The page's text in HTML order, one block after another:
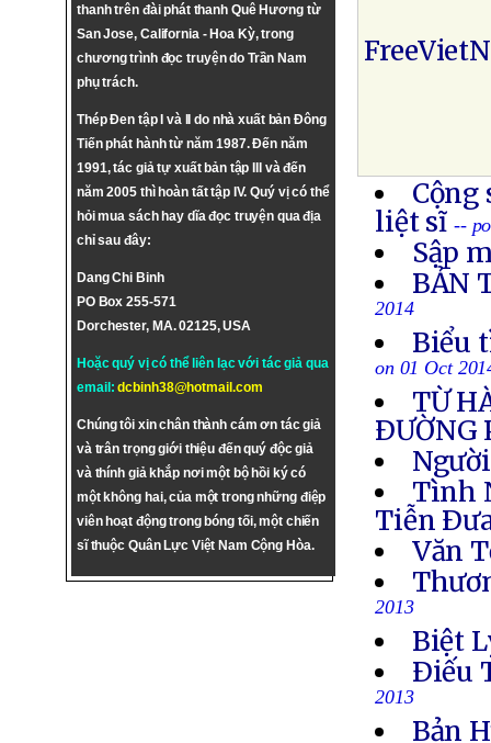
thanh trên đài phát thanh Quê Hương từ
San Jose, California - Hoa Kỳ, trong
chương trình đọc truyện do Trần Nam
phụ trách.
Thép Đen tập I và II do nhà xuất bản Đông
Tiến phát hành từ năm 1987. Đến năm
1991, tác giả tự xuất bản tập III và đến
năm 2005 thì hoàn tất tập IV. Quý vị có thể
hỏi mua sách hay dĩa đọc truyện qua địa
chỉ sau đây:
Dang Chi Binh
PO Box 255-571
Dorchester, MA. 02125, USA
Hoặc quý vị có thể liên lạc với tác giả qua
email:dcbinh38@hotmail.com
Chúng tôi xin chân thành cám ơn tác giả
và trân trọng giới thiệu đến quý độc giả
và thính giả khắp nơi một bộ hồi ký có
một không hai, của một trong những điệp
viên hoạt động trong bóng tối, một chiến
sĩ thuộc Quân Lực Việt Nam Cộng Hòa.
Cộng
liệt sĩ --
Sập
BẢN
2014
Biểu
on 01 Oct
TỪ
ÐƯỜNG
Tình
Tiễn
Văn
2013
Biệt
Ðiếu
2013
Bản